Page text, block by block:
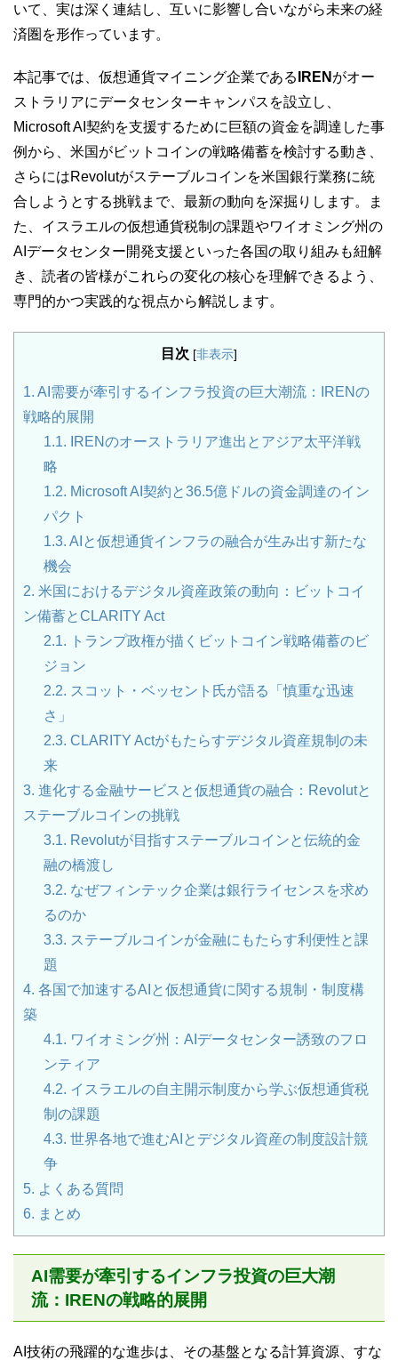
いて、実は深く連結し、互いに影響し合いながら未来の経
済圏を形作っています。
本記事では、仮想通貨マイニング企業である IREN がオー
ストラリアにデータセンターキャンパスを設立し、
Microsoft AI契約を支援するために巨額の資金を調達した事
例から、米国がビットコインの戦略備蓄を検討する動き、
さらにはRevolutがステーブルコインを米国銀行業務に統
合しようとする挑戦まで、最新の動向を深掘りします。ま
た、イスラエルの仮想通貨税制の課題やワイオミング州の
AIデータセンター開発支援といった各国の取り組みも紐解
き、読者の皆様がこれらの変化の核心を理解できるよう、
専門的かつ実践的な視点から解説します。
目次 [非表示]
1. AI需要が牽引するインフラ投資の巨大潮流：IRENの
戦略的展開
1.1. IRENのオーストラリア進出とアジア太平洋戦
略
1.2. Microsoft AI契約と36.5億ドルの資金調達のイン
パクト
1.3. AIと仮想通貨インフラの融合が生み出す新たな
機会
2. 米国におけるデジタル資産政策の動向：ビットコイ
ン備蓄とCLARITY Act
2.1. トランプ政権が描くビットコイン戦略備蓄のビ
ジョン
2.2. スコット・ベッセント氏が語る「慎重な迅速
さ」
2.3. CLARITY Actがもたらすデジタル資産規制の未
来
3. 進化する金融サービスと仮想通貨の融合：Revolutと
ステーブルコインの挑戦
3.1. Revolutが目指すステーブルコインと伝統的金
融の橋渡し
3.2. なぜフィンテック企業は銀行ライセンスを求め
るのか
3.3. ステーブルコインが金融にもたらす利便性と課
題
4. 各国で加速するAIと仮想通貨に関する規制・制度構
築
4.1. ワイオミング州：AIデータセンター誘致のフロ
ンティア
4.2. イスラエルの自主開示制度から学ぶ仮想通貨税
制の課題
4.3. 世界各地で進むAIとデジタル資産の制度設計競
争
5. よくある質問
6. まとめ
AI需要が牽引するインフラ投資の巨大潮
流：IRENの戦略的展開
AI技術の飛躍的な進歩は、その基盤となる計算資源、すな